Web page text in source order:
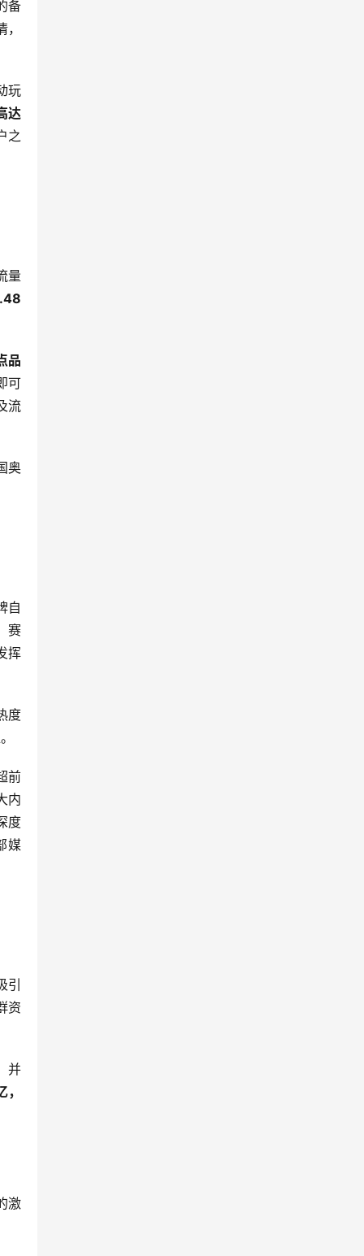
备
玩
达
之
量
品
可
流
奥
自
赛
挥
度
前
内
度
媒
资
并
激